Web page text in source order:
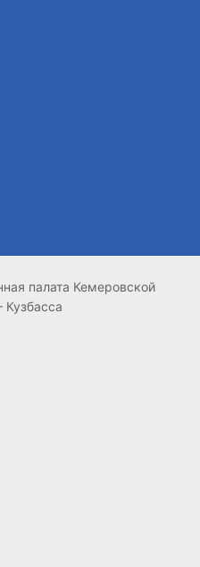
палата Кемеровской